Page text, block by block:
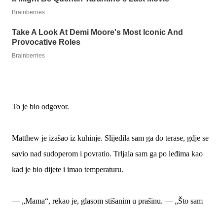
To je bio odgovor.
Matthew je izašao iz kuhinje. Slijedila sam ga do terase, gdje se
savio nad sudoperom i povratio. Trljala sam ga po leđima kao
kad je bio dijete i imao temperaturu.
— „Mama“, rekao je, glasom stišanim u prašinu. — „Što sam